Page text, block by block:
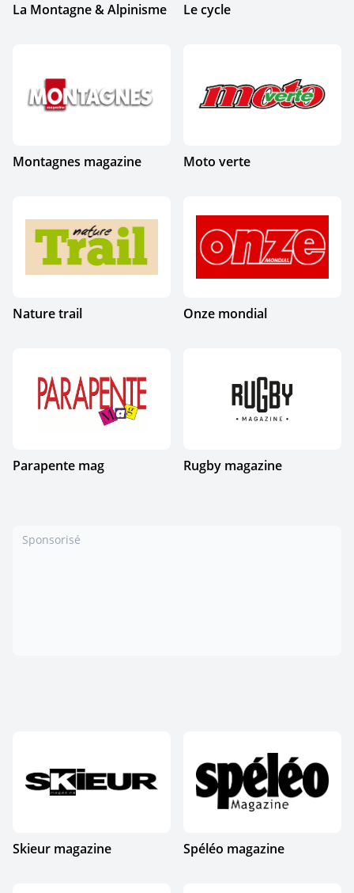
La Montagne & Alpinisme Le cycle
Montagnes magazine Moto verte
Nature trail Onze mondial
Parapente mag Rugby magazine
Sponsorisé
Skieur magazine Spéléo magazine